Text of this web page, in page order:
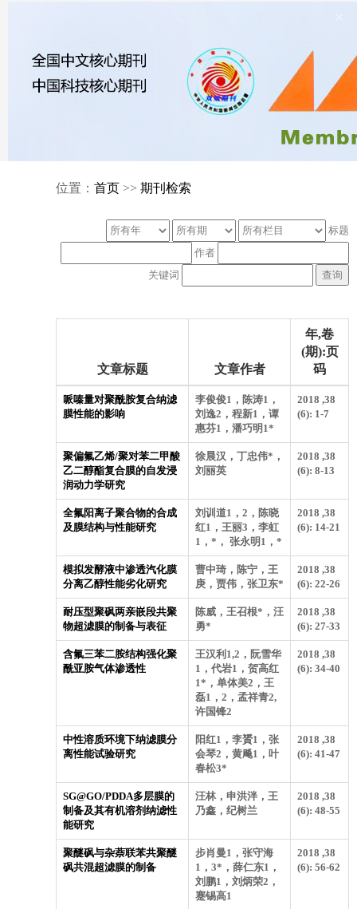
位置： 首页 >> 期刊检索
标题
作者
关键词
文章标题 文章作者
年,卷
(期):页
码
哌嗪量对聚酰胺复合纳滤
膜性能的影响
李俊俊1，陈涛1，
刘逸2，程新1，谭
惠芬1，潘巧明1*
2018 ,38
(6): 1-7
聚偏氟乙烯/聚对苯二甲酸
乙二醇酯复合膜的自发浸
润动力学研究
徐晨汉，丁忠伟*，
刘丽英
2018 ,38
(6): 8-13
全氟阳离子聚合物的合成
及膜结构与性能研究
刘训道1，2，陈晓
红1，王丽3，李虹
1，*， 张永明1，*
2018 ,38
(6): 14-21
模拟发酵液中渗透汽化膜
分离乙醇性能劣化研究
曹中琦，陈宁，王
庚，贾伟，张卫东*
2018 ,38
(6): 22-26
耐压型聚砜两亲嵌段共聚
物超滤膜的制备与表征
陈威，王召根*，汪
勇*
2018 ,38
(6): 27-33
含氟三苯二胺结构强化聚
酰亚胺气体渗透性
王汉利1,2，阮雪华
1，代岩1，贺高红
1*，单体美2，王
磊1，2，孟祥青2,
许国锋2
2018 ,38
(6): 34-40
中性溶质环境下纳滤膜分
离性能试验研究
阳红1，李贇1，张
会琴2，黄飚1，叶
春松3*
2018 ,38
(6): 41-47
SG@GO/PDDA多层膜的
制备及其有机溶剂纳滤性
能研究
汪林，申洪泮，王
乃鑫，纪树兰
2018 ,38
(6): 48-55
聚醚砜与杂萘联苯共聚醚
砜共混超滤膜的制备
步肖曼1，张守海
1，3*，薛仁东1，
刘鹏1，刘炳荣2，
蹇锡高1
2018 ,38
(6): 56-62